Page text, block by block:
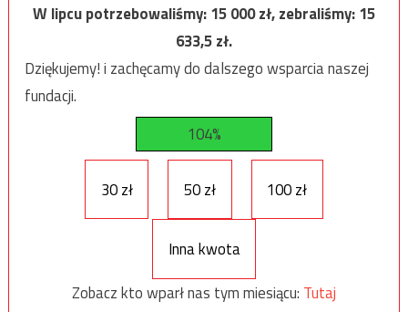
W lipcu potrzebowaliśmy:15 000zł, zebraliśmy:15
633,5zł.
Dziękujemy! i zachęcamy do dalszego wsparcia naszej
fundacji.
104%
30 zł 50 zł 100 zł
Inna kwota
Zobacz kto wparł nas tym miesiącu: Tutaj